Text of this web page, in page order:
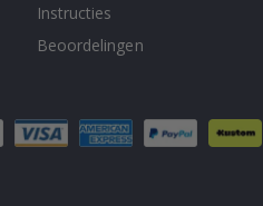
Instructies
Beoordelingen